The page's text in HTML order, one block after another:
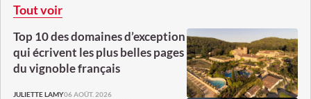
Tout voir
Top 10 des domaines d’exception
qui écrivent les plus belles pages
du vignoble français
JULIETTE LAMY06 AOÛT. 2026